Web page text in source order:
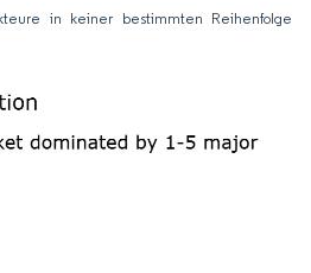
in keiner bestimmten Reihenfolge